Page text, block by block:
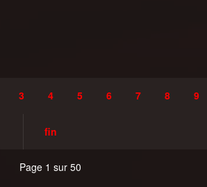
3 4 5 6 7 8 9
fin
Page 1 sur 50